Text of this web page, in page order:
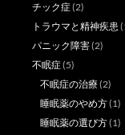
チック症(2)
トラウマと精神疾患
パニック障害(2)
不眠症(5)
不眠症の治療(2)
睡眠薬のやめ方(1)
睡眠薬の選び方(1)